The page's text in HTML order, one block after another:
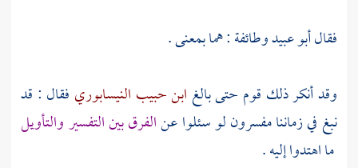
فقالأبو عبيدوطائفة : هما بمعنى .
وقد أنكر ذلك قوم حتى بالغ ابن حبيب النيسابوري فقال : قد
نبغ في زماننا مفسرون لو سئلوا عنالفرق بين التفسير والتأويل
ما اهتدوا إليه .